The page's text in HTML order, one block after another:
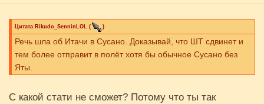
Цитата Rikudo_SenninLOL ( )
Речь шла об Итачи в Сусано. Доказывай, что ШТ сдвинет и
тем более отправит в полёт хотя бы обычное Сусано без
Яты.
С какой стати не сможет? Потому что ты так